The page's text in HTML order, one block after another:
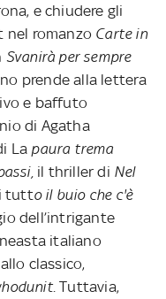
e chiudere gli
nel romanzo Carte in
Svanirà per sempre
prende alla lettera
e baffuto
di Agatha
La paura trema
il thriller di Nel
tutto il buio che c'è
dell’intrigante
italiano
classico,
. Tuttavia,